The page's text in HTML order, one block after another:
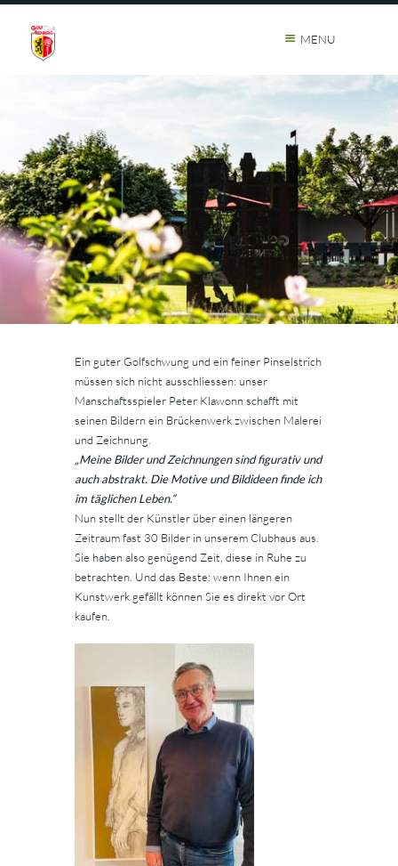
MENU
Ein guter Golfschwung und ein feiner Pinselstrich
müssen sich nicht ausschliessen: unser
Manschaftsspieler Peter Klawonn schafft mit
seinen Bildern ein Brückenwerk zwischen Malerei
und Zeichnung.
„Meine Bilder und Zeichnungen sind figurativ und
auch abstrakt. Die Motive und Bildideen finde ich
im täglichen Leben.“
Nun stellt der Künstler über einen längeren
Zeitraum fast 30 Bilder in unserem Clubhaus aus.
Sie haben also genügend Zeit, diese in Ruhe zu
betrachten. Und das Beste: wenn Ihnen ein
Kunstwerk gefällt können Sie es direkt vor Ort
kaufen.